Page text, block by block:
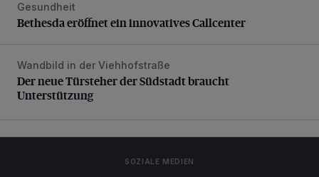
Bethesda eröffnet ein innovatives Callcenter
Gesundheit
Bethesda eröffnet ein innovatives Callcenter
Der neue Türsteher der Südstadt braucht Unterstützung
Wandbild in der Viehhofstraße
Der neue Türsteher der Südstadt braucht
Unterstützung
SOZIALE MEDIEN